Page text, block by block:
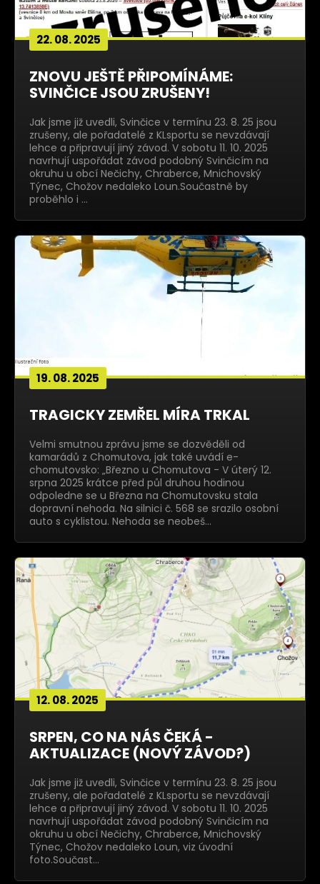
22. 08. 2025
ZNOVU JEŠTĚ PŘIPOMÍNÁME:
SVINČICE JSOU ZRUŠENY!
Jak jsme již uvedli, Svinčice v termínu 23. 8. 25 jsou
zrušeny, ale pořadatelé z KLsportu se nevzdávají
lehce a připravují jiný závod. V sobotu 11. 10. 2025
navrhují uspořádat závod podobný Svinčicím na
okruhu u obcí Nečichy, Chraberce, Mnichovský
Týnec, Chožov nedaleko Loun.Součastně by
proběhlo i …
19. 08. 2025
TRAGICKY ZEMŘEL MÍRA TRKAL
Velmi smutnou zprávu jsme se dozvěděli od
kamarádů z Chomutova, jak také uvádí e-
chomutovsko: „Březno u Chomutova - V úterý 12.
srpna 2025 krátce před půl druhou hodinou
odpoledne se u Března na Chomutovsku stala
dopravní nehoda. Na silnici č. 568 se srazilo osobní
auto s cyklistou. Nehoda se neobeš…
12. 08. 2025
SRPEN, CO NA NÁS ČEKÁ -
AKTUALIZACE (NOVÝ ZÁVOD?)
Jak jsme již uvedli, Svinčice v termínu 23. 8. 25 jsou
zrušeny, ale pořadatelé z KLsportu se nevzdávají
lehce a připravují jiný závod. V sobotu 11. 10. 2025
navrhují uspořádat závod podobný Svinčicím na
okruhu u obcí Nečichy, Chraberce, Mnichovský
Týnec, Chožov nedaleko Loun, viz úvodní
foto.Součast…